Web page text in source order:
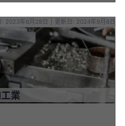
: 2023年6月28日 更新日: 2024年9月6日
業